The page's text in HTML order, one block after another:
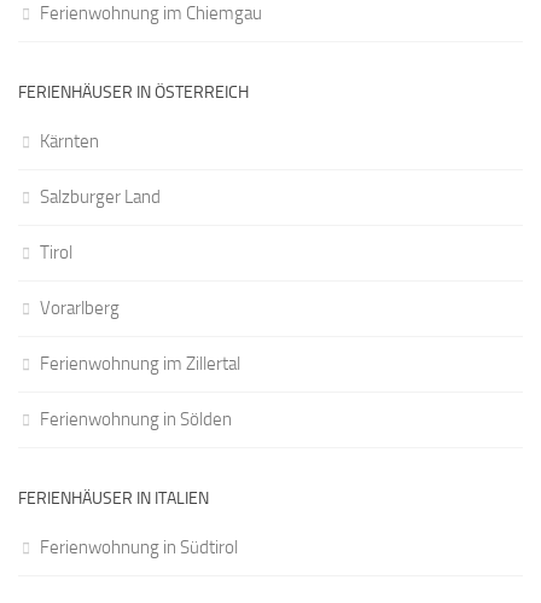
Ferienwohnung im Chiemgau
FERIENHÄUSER IN ÖSTERREICH
Kärnten
Salzburger Land
Tirol
Vorarlberg
Ferienwohnung im Zillertal
Ferienwohnung in Sölden
FERIENHÄUSER IN ITALIEN
Ferienwohnung in Südtirol